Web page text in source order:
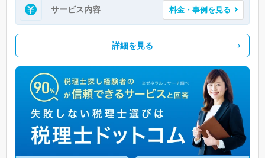
サービス内容 料金・事例を見る
詳細を見る